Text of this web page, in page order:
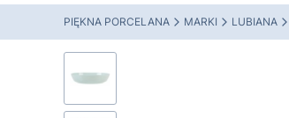
PIĘKNA PORCELANA MARKI LUBIANA